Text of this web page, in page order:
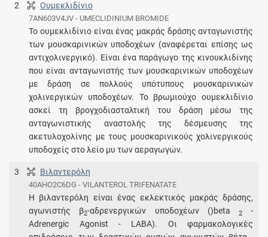
2 Ουμεκλιδίνιο
7AN603V4JV - UMECLIDINIUM BROMIDE
Το ουμεκλιδίνιο είναι ένας μακράς δράσης ανταγωνιστής
των μουσκαρινικών υποδοχέων (αναφέρεται επίσης ως
αντιχολινεργικό). Είναι ένα παράγωγο της κινουκλιδίνης
που είναι ανταγωνιστής των μουσκαρινικών υποδοχέων
με δράση σε πολλούς υπότυπους μουσκαρινικών
χολινεργικών υποδοχέων. Το βρωμιούχο ουμεκλιδίνιο
ασκεί τη βρογχοδιασταλτική του δράση μέσω της
ανταγωνιστικής αναστολής της δέσμευσης της
ακετυλοχολίνης με τους μουσκαρινικούς χολινεργικούς
υποδοχείς στο λείο μυ των αεραγωγών.
3 Βιλαντερόλη
40AHO2C6DG - VILANTEROL TRIFENATATE
Η βιλαντερόλη είναι ένας εκλεκτικός μακράς δράσης,
αγωνιστής β2-αδρενεργικών υποδοχέων ()beta 2-
Adrenergic Agonist - LABA). Οι φαρμακολογικές